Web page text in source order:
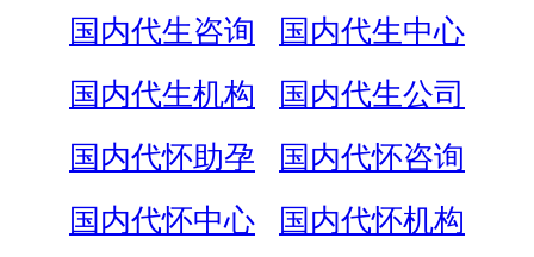
国内代生咨询
国内代生中心
国内代生机构
国内代生公司
国内代怀助孕
国内代怀咨询
国内代怀中心
国内代怀机构